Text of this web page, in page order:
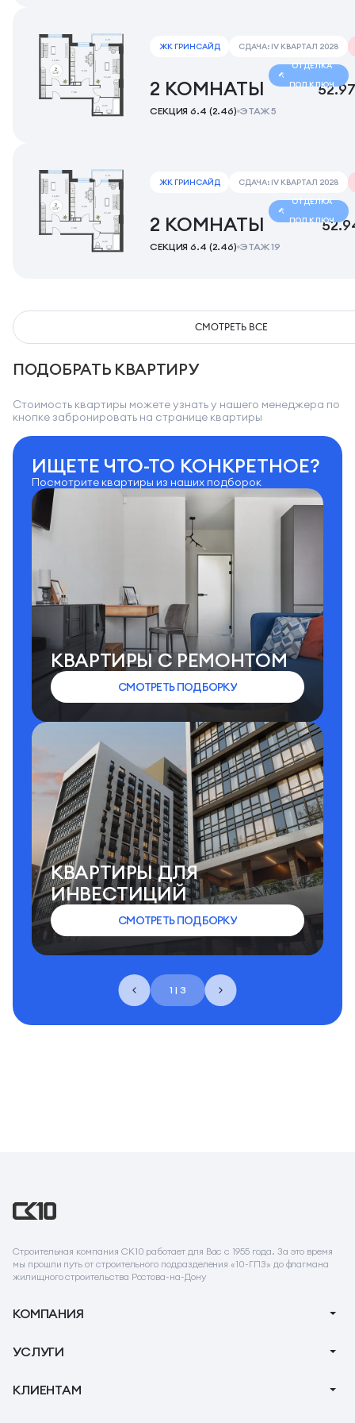
СМОТРЕТЬ ВСЕ
ЖК ГРИНСАЙД СДАЧА: IV КВАРТАЛ 2028
2 КОМНАТЫ
СЕКЦИЯ 6.4 (2.46) ЭТАЖ 5
ОТДЕЛКА
ПОД КЛЮЧ
ЖК ГРИНСАЙД СДАЧА: IV КВАРТАЛ 2028
2 КОМНАТЫ
СЕКЦИЯ 6.4 (2.46) ЭТАЖ 19
ОТДЕЛКА
ПОД КЛЮЧ
ПОДОБРАТЬ КВАРТИРУ
Стоимость квартиры можете узнать у нашего менеджера по
кнопке забронировать на странице квартиры
ИЩЕТЕ ЧТО-ТО КОНКРЕТНОЕ?
Посмотрите квартиры из наших подборок
1 | 3
КВАРТИРЫ C РЕМОНТОМ
СМОТРЕТЬ ПОДБОРКУ
КВАРТИРЫ ДЛЯ
ИНВЕСТИЦИЙ
СМОТРЕТЬ ПОДБОРКУ
Строительная компания СК10 работает для Вас с 1955 года. За это время
мы прошли путь от строительного подразделения «10-ГПЗ» до флагмана
жилищного строительства Ростова-на-Дону
КОМПАНИЯ
О компании
Акции
УСЛУГИ
Ипотека
КЛИЕНТАМ